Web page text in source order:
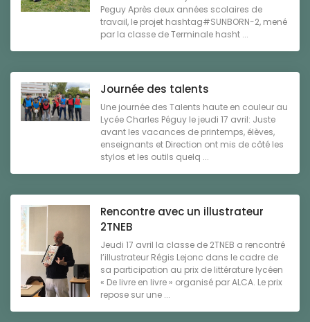
Peguy Après deux années scolaires de
travail, le projet hashtag#SUNBORN-2, mené
par la classe de Terminale hasht ...
Journée des talents
Une journée des Talents haute en couleur au
Lycée Charles Péguy le jeudi 17 avril: Juste
avant les vacances de printemps, élèves,
enseignants et Direction ont mis de côté les
stylos et les outils quelq ...
Rencontre avec un illustrateur
2TNEB
Jeudi 17 avril la classe de 2TNEB a rencontré
l’illustrateur Régis Lejonc dans le cadre de
sa participation au prix de littérature lycéen
« De livre en livre » organisé par ALCA. Le prix
repose sur une ...